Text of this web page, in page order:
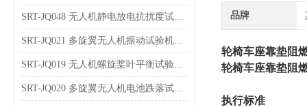
SRT-JQ048 无人机静电放电抗扰度试验机的应用介绍 提供技术指导
SRT-JQ021 多旋翼无人机振动试验机的应用介绍 技术说明
SRT-JQ019 无人机螺旋桨叶平衡试验机简单介绍 质量保证
SRT-JQ020 多旋翼无人机电池跌落试验机简单介绍 质量保证
品牌
轮椅车座靠垫阻
轮椅车座靠垫阻
执行标准